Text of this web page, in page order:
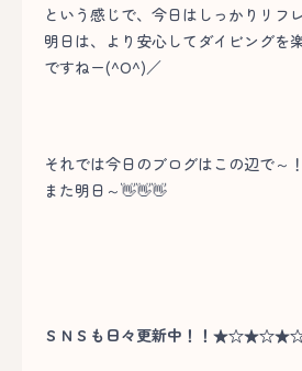
という感じで、今日はしっかりリフ
明日は、より安心してダイビングを
ですねー(^O^)／
それでは今日のブログはこの辺で～
また明日～👋👋👋
ＳＮＳも日々更新中！！